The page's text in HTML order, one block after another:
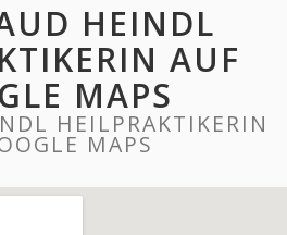
HEINDL
AUF
MAPS
HEILPRAKTIKERIN
MAPS